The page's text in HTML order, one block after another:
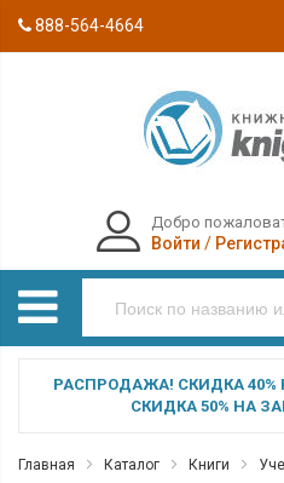
888-564-4664
Добро
Войти /
РАСПРОДАЖА! СКИДКА 40%
СКИДКА 50% НА
Главная Каталог Книги